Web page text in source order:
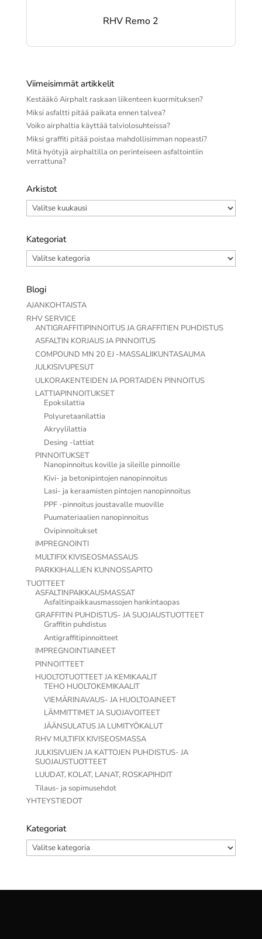
RHV Remo 2
Viimeisimmät artikkelit
Kestääkö Airphalt raskaan liikenteen kuormituksen?
Miksi asfaltti pitää paikata ennen talvea?
Voiko airphaltia käyttää talviolosuhteissa?
Miksi graffiti pitää poistaa mahdollisimman nopeasti?
Mitä hyötyjä airphaltilla on perinteiseen asfaltointiin
verrattuna?
Arkistot
Arkistot
Kategoriat
Kategoriat
Blogi
AJANKOHTAISTA
RHV SERVICE
ANTIGRAFFITIPINNOITUS JA GRAFFITIEN PUHDISTUS
ASFALTIN KORJAUS JA PINNOITUS
COMPOUND MN 20 EJ -MASSALIIKUNTASAUMA
JULKISIVUPESUT
ULKORAKENTEIDEN JA PORTAIDEN PINNOITUS
LATTIAPINNOITUKSET
Epoksilattia
Polyuretaanilattia
Akryylilattia
Desing -lattiat
PINNOITUKSET
Nanopinnoitus koville ja sileille pinnoille
Kivi- ja betonipintojen nanopinnoitus
Lasi- ja keraamisten pintojen nanopinnoitus
PPF -pinnoitus joustavalle muoville
Puumateriaalien nanopinnoitus
Ovipinnoitukset
IMPREGNOINTI
MULTIFIX KIVISEOSMASSAUS
PARKKIHALLIEN KUNNOSSAPITO
TUOTTEET
ASFALTINPAIKKAUSMASSAT
Asfaltinpaikkausmassojen hankintaopas
GRAFFITIN PUHDISTUS- JA SUOJAUSTUOTTEET
Graffitin puhdistus
Antigraffitipinnoitteet
IMPREGNOINTIAINEET
PINNOITTEET
HUOLTOTUOTTEET JA KEMIKAALIT
TEHO HUOLTOKEMIKAALIT
VIEMÄRINAVAUS- JA HUOLTOAINEET
LÄMMITTIMET JA SUOJAVOITEET
JÄÄNSULATUS JA LUMITYÖKALUT
RHV MULTIFIX KIVISEOSMASSA
JULKISIVUJEN JA KATTOJEN PUHDISTUS- JA
SUOJAUSTUOTTEET
LUUDAT, KOLAT, LANAT, ROSKAPIHDIT
Tilaus- ja sopimusehdot
YHTEYSTIEDOT
Kategoriat
Kategoriat